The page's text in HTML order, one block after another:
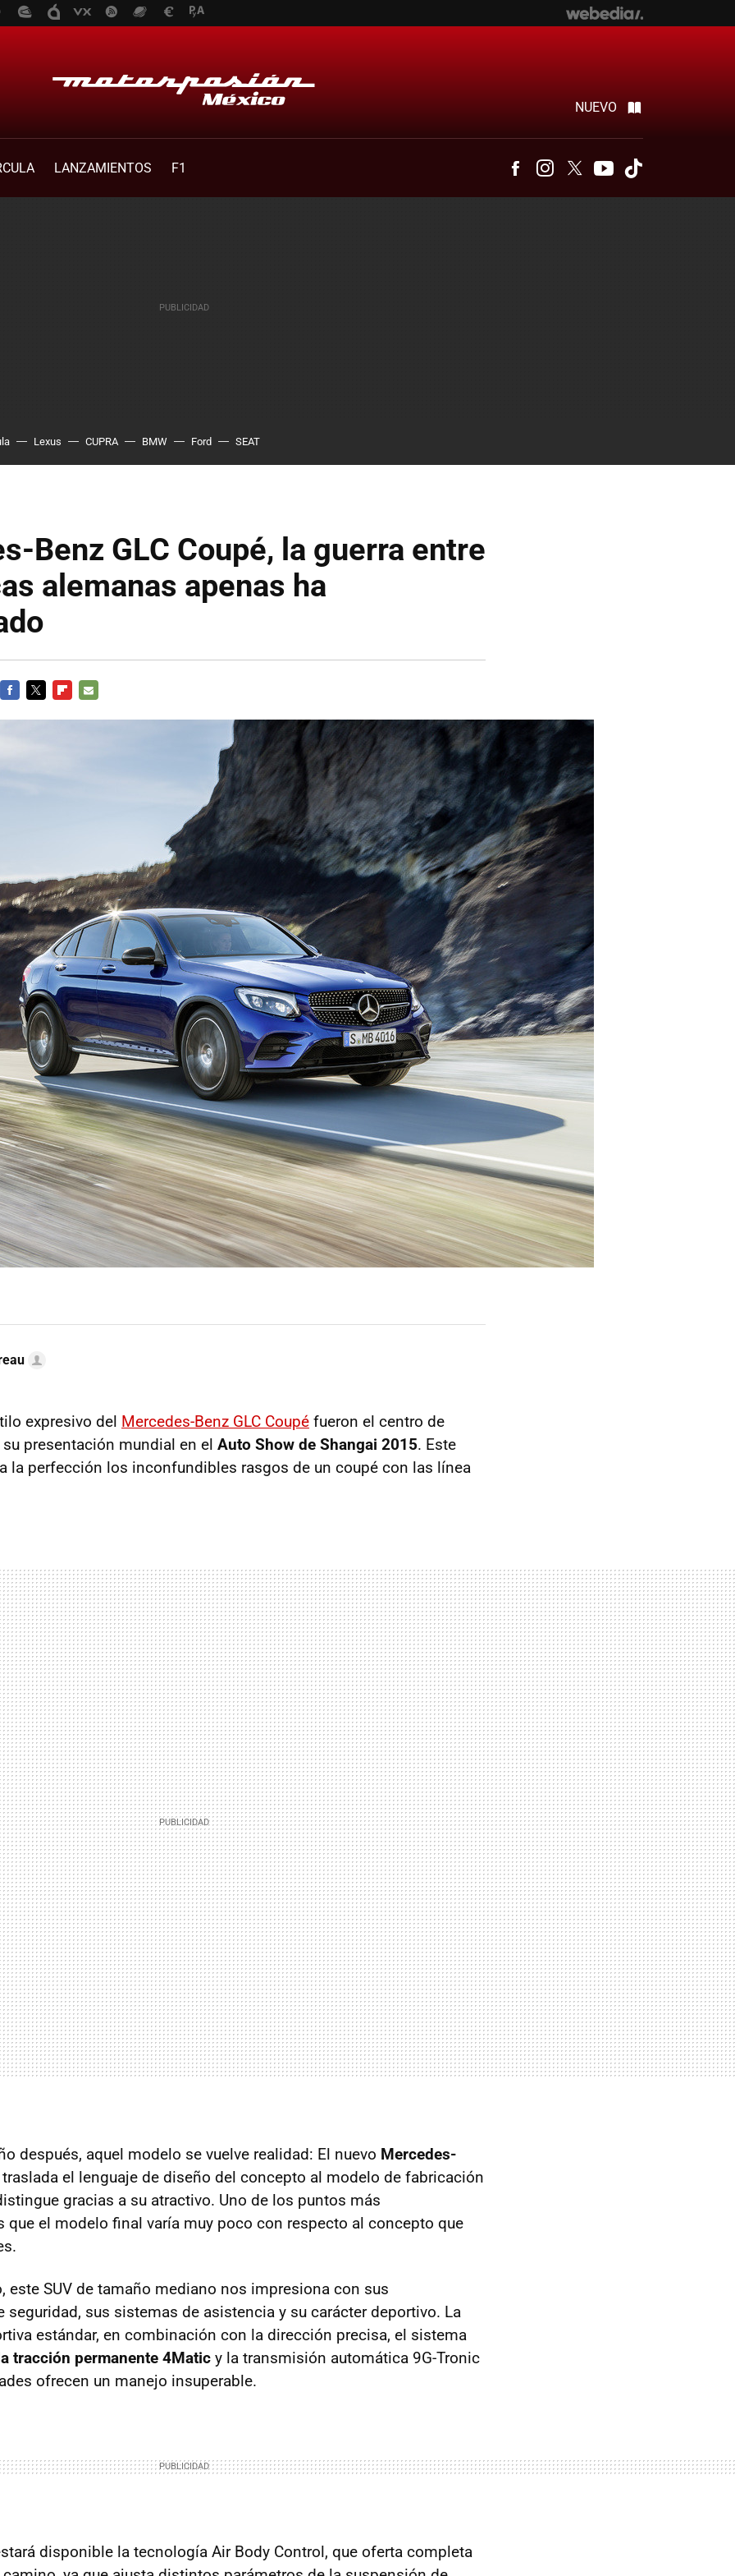
NUEVO
LANZAMIENTOS F1 FacebookInstagram
Twitter Youtube
Lexus CUPRA BMW Ford SEAT
Benz GLC Coupé, la guerra entre
alemanas apenas ha
expresivo del Mercedes-Benz GLC Coupé fueron el centro de
presentación mundial en el Auto Show de Shangai 2015. Este
la perfección los inconfundibles rasgos de un coupé con las línea
después, aquel modelo se vuelve realidad: El nuevo Mercedes-
traslada el lenguaje de diseño del concepto al modelo de fabricación
gracias a su atractivo. Uno de los puntos más
que el modelo final varía muy poco con respecto al concepto que
este SUV de tamaño mediano nos impresiona con sus
seguridad, sus sistemas de asistencia y su carácter deportivo. La
estándar, en combinación con la dirección precisa, el sistema
tracción permanente 4Matic y la transmisión automática 9G-Tronic
ofrecen un manejo insuperable.
disponible la tecnología Air Body Control, que oferta completa